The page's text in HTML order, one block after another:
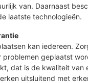
van. Daarnaast
laatste technologieën.
kan iedereen.
problemen geplaatst
dat is de kwaliteit van
uitsluitend met